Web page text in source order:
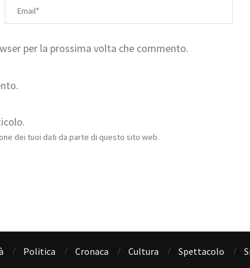
per la prossima volta che commento.
dei tuoi dati da parte di questo sito web.
Politica Cronaca Cultura Spettacolo